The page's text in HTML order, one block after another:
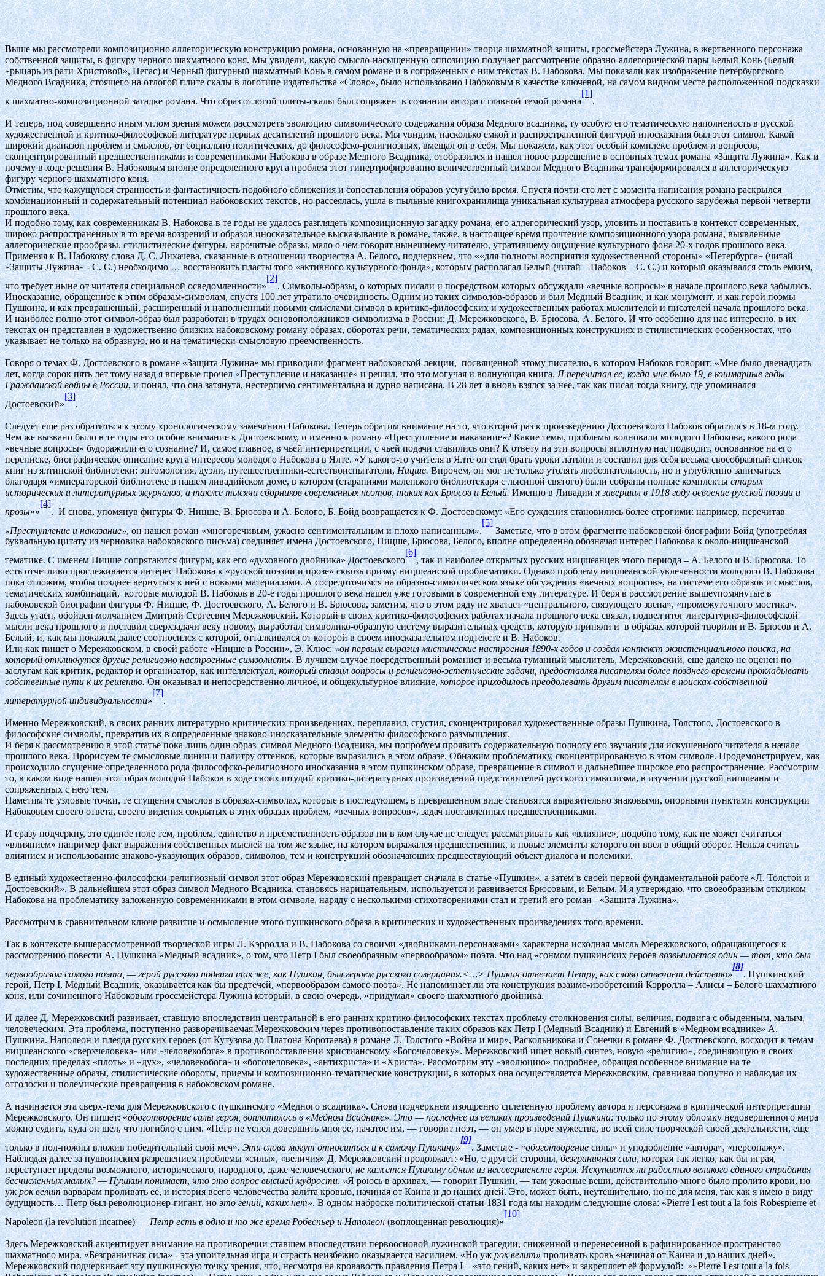
Выше мы рассмотрели композиционно аллегорическую конструкцию романа, основанную на «превращении» творца шахматной защиты, гроссмейстера Лужина, в жертвенного персонажа
собственной защиты, в фигуру черного шахматного коня. Мы увидели, какую смысло-насыщенную оппозицию получает рассмотрение образно-аллегорической пары Белый Конь (Белый
«рыцарь из рати Христовой», Пегас) и Черный фигурный шахматный Конь в самом романе и в сопряженных с ним текстах В. Набокова. Мы показали как изображение петербургского
Медного Всадника, стоящего на отлогой плите скалы в логотипе издательства «Слово», было использовано Набоковым в качестве ключевой, на самом видном месте расположенной подсказки
к шахматно-композиционной загадке романа. Что образ отлогой плиты-скалы был сопряжен в сознании автора с главной темой романа
[1]
.
И теперь, под совершенно иным углом зрения можем рассмотреть эволюцию символического содержания образа Медного всадника, ту особую его тематическую наполненость в русской
художественной и критико-философской литературе первых десятилетий прошлого века. Мы увидим, насколько емкой и распространенной фигурой иносказания был этот символ. Какой
широкий диапазон проблем и смыслов, от социально политических, до философско-религиозных, вмещал он в себя. Мы покажем, как этот особый комплекс проблем и вопросов,
сконцентрированный предшественниками и современниками Набокова в образе Медного Всадника, отобразился и нашел новое разрешение в основных темах романа «Защита Лужина». Как и
почему в ходе решения В. Набоковым вполне определенного круга проблем этот гипертрофированно величественный символ Медного Всадника трансформировался в аллегорическую
фигуру черного шахматного коня.
Отметим, что кажущуюся странность и фантастичность подобного сближения и сопоставления образов усугубило время. Спустя почти сто лет с момента написания романа раскрылся
комбинационный и содержательный потенциал набоковских текстов, но рассеялась, ушла в пыльные книгохранилища уникальная культурная атмосфера русского зарубежья первой четверти
прошлого века.
И подобно тому, как современникам В. Набокова в те годы не удалось разглядеть композиционную загадку романа, его аллегорический узор, уловить и поставить в контекст современных,
широко распространенных в то время воззрений и образов иносказательное высказывание в романе, также, в настоящее время прочтение композиционного узора романа, выявленные
аллегорические прообразы, стилистические фигуры, нарочитые образы, мало о чем говорят нынешнему читателю, утратившему ощущение культурного фона 20-х годов прошлого века.
Применяя к В. Набокову слова Д. С. Лихачева, сказанные в отношении творчества А. Белого, подчеркнем, что ««для полноты восприятия художественной стороны» «Петербурга» (читай –
«Защиты Лужина» - С. С.) необходимо … восстановить пласты того «активного культурного фонда», которым располагал Белый (читай – Набоков – С. С.) и который оказывался столь емким,
что требует ныне от читателя специальной осведомленности»
[2]
. Символы-образы, о которых писали и посредством которых обсуждали «вечные вопросы» в начале прошлого века забылись.
Иносказание, обращенное к этим образам-символам, спустя 100 лет утратило очевидность. Одним из таких символов-образов и был Медный Всадник, и как монумент, и как герой поэмы
Пушкина, и как превращенный, расширенный и наполненный новыми смыслами символ в критико-философских и художественных работах мыслителей и писателей начала прошлого века.
И наиболее полно этот символ-образ был разработан в трудах основоположников символизма в России: Д. Мережковского, В. Брюсова, А. Белого. И что особенно для нас интересно, в их
текстах он представлен в художественно близких набоковскому роману образах, оборотах речи, тематических рядах, композиционных конструкциях и стилистических особенностях, что
указывает не только на образную, но и на тематически-смысловую преемственность.
Говоря о темах Ф. Достоевского в романе «Защита Лужина» мы приводили фрагмент набоковской лекции, посвященной этому писателю, в котором Набоков говорит: «Мне было двенадцать
лет, когда сорок пять лет тому назад я впервые прочел «Преступление и наказание» и решил, что это могучая и волнующая книга. Я перечитал ее, когда мне было 19, в кошмарные годы
Гражданской войны в России, и понял, что она затянута, нестерпимо сентиментальна и дурно написана. В 28 лет я вновь взялся за нее, так как писал тогда книгу, где упоминался
Достоевский»
[3]
.
Следует еще раз обратиться к этому хронологическому замечанию Набокова. Теперь обратим внимание на то, что второй раз к произведению Достоевского Набоков обратился в 18-м году.
Чем же вызвано было в те годы его особое внимание к Достоевскому, и именно к роману «Преступление и наказание»? Какие темы, проблемы волновали молодого Набокова, какого рода
«вечные вопросы» будоражили его сознание? И, самое главное, в чьей интерпретации, с чьей подачи ставились они? К ответу на эти вопросы вплотную нас подводит, основанное на его
переписке, биографическое описание круга интересов молодого Набокова в Ялте. «У какого-то учителя в Ялте он стал брать уроки латыни и составил для себя весьма своеобразный список
книг из ялтинской библиотеки: энтомология, дуэли, путешественники-естествоиспытатели, Ницше.Впрочем, он мог не только утолять любознательность, но и углубленно заниматься
благодаря «императорской библиотеке в нашем ливадийском доме, в котором (стараниями маленького библиотекаря с лысиной святого) были собраны полные комплекты старых
исторических и литературных журналов,а также тысячи сборников современных поэтов, таких как Брюсов и Белый.Именно в Ливадиия завершил в 1918 году освоение русской поэзии и
прозы»»
[4]
. И снова, упомянув фигуры Ф. Ницше, В. Брюсова и А. Белого, Б. Бойд возвращается к Ф. Достоевскому: «Его суждения становились более строгими: например, перечитав
«Преступление и наказание», он нашел роман «многоречивым, ужасно сентиментальным и плохо написанным».
[5]
Заметьте, что в этом фрагменте набоковской биографии Бойд (употребляя
буквальную цитату из черновика набоковского письма) соединяет имена Достоевского, Ницше, Брюсова, Белого, вполне определенно обозначая интерес Набокова к около-ницшеанской
тематике. С именем Ницше сопрягаются фигуры, как его «духовного двойника» Достоевского
[6]
, так и наиболее открытых русских ницшеанцев этого периода – А. Белого и В. Брюсова. То
есть отчетливо прослеживается интерес Набокова к «русской поэзии и прозе» сквозь призму ницшеанской проблематики. Однако проблему ницшеанской увлеченности молодого В. Набокова
пока отложим, чтобы позднее вернуться к ней с новыми материалами. А сосредоточимся на образно-символическом языке обсуждения «вечных вопросов», на системе его образов и смыслов,
тематических комбинаций, которые молодой В. Набоков в 20-е годы прошлого века нашел уже готовыми в современной ему литературе. И беря в рассмотрение вышеупомянутые в
набоковской биографии фигуры Ф. Ницше, Ф. Достоевского, А. Белого и В. Брюсова, заметим, что в этом ряду не хватает «центрального, связующего звена», «промежуточного мостика».
Здесь утаён, обойден молчанием Дмитрий Сергеевич Мережковский. Который в своих критико-философских работах начала прошлого века связал, подвел итог литературно-философской
мысли века прошлого и поставил сверхзадачи веку новому, выработал символико-образную систему выразительных средств, которую приняли и в образах которой творили и В. Брюсов и А.
Белый, и, как мы покажем далее соотносился с которой, отталкивался от которой в своем иносказательном подтексте и В. Набоков.
Или как пишет о Мережковском, в своей работе «Ницше в России», Э. Клюс: «он первым выразил мистические настроения 1890-х годов и создал контекст экзистенциального поиска, на
который откликнутся другие религиозно настроенные символисты. В лучшем случае посредственный романист и весьма туманный мыслитель, Мережковский, еще далеко не оценен по
заслугам как критик, редактор и организатор, как интеллектуал, который ставил вопросы и религиозно-эстетические задачи, предоставляя писателям более позднего времени прокладывать
собственные пути к их решению. Он оказывал и непосредственно личное, и общекультурное влияние,которое приходилось преодолевать другим писателям в поисках собственной
литературной индивидуальности»
[7]
.
Именно Мережковский, в своих ранних литературно-критических произведениях, переплавил, сгустил, сконцентрировал художественные образы Пушкина, Толстого, Достоевского в
философские символы, превратив их в определенные знаково-иносказательные элементы философского размышления.
И беря к рассмотрению в этой статье пока лишь один образ–символ Медного Всадника, мы попробуем проявить содержательную полноту его звучания для искушенного читателя в начале
прошлого века. Прорисуем те смысловые линии и палитру оттенков, которые выразились в этом образе. Обнажим проблематику, сконцентрированную в этом символе. Продемонстрируем, как
происходило сгущение определенного рода философско-религиозного иносказания в этом пушкинском образе, превращение в символ и дальнейшее широкое его распространение. Рассмотрим
то, в каком виде нашел этот образ молодой Набоков в ходе своих штудий критико-литературных произведений представителей русского символизма, в изучении русской ницшеаны и
сопряженных с нею тем.
Наметим те узловые точки, те сгущения смыслов в образах-символах, которые в последующем, в превращенном виде становятся выразительно знаковыми, опорными пунктами конструкции
Набоковым своего ответа, своего видения сокрытых в этих образах проблем, «вечных вопросов», задач поставленных предшественниками.
И сразу подчеркну, это единое поле тем, проблем, единство и преемственность образов ни в ком случае не следует рассматривать как «влияние», подобно тому, как не может считаться
«влиянием» например факт выражения собственных мыслей на том же языке, на котором выражался предшественник, и новые элементы которого он ввел в общий оборот. Нельзя считать
влиянием и использование знаково-указующих образов, символов, тем и конструкций обозначающих предшествующий объект диалога и полемики.
В единый художественно-философски-религиозный символ этот образ Мережковский превращает сначала в статье «Пушкин», а затем в своей первой фундаментальной работе «Л. Толстой и
Достоевский». В дальнейшем этот образ символ Медного Всадника, становясь нарицательным, используется и развивается Брюсовым, и Белым. И я утверждаю, что своеобразным откликом
Набокова на проблематику заложенную современниками в этом символе, наряду с несколькими стихотворениями стал и третий его роман - «Защита Лужина».
Рассмотрим в сравнительном ключе развитие и осмысление этого пушкинского образа в критических и художественных произведениях того времени.
Так в контексте вышерассмотренной творческой игры Л. Кэрролла и В. Набокова со своими «двойниками-персонажами» характерна исходная мысль Мережковского, обращающегося к
рассмотрению повести А. Пушкина «Медный всадник», о том, что Петр I был своеобразным «первообразом» поэта. Что над «сонмом пушкинских героев возвышается один — тот, кто был
первообразом самого поэта, — герой русского подвига так же, как Пушкин, был героем русского созерцания.<…> Пушкин отвечает Петру, как слово отвечает действию»
[8]
. Пушкинский
герой, ПетрI, Медный Всадник, оказывается как бы предтечей, «первообразом самого поэта». Не напоминает ли эта конструкция взаимо-изобретений Кэрролла – Алисы – Белого шахматного
коня, или сочиненного Набоковым гроссмейстера Лужина который, в свою очередь, «придумал» своего шахматного двойника.
И далее Д. Мережковский развивает, ставшую впоследствии центральной в его ранних критико-философских текстах проблему столкновения силы, величия, подвига с обыденным, малым,
человеческим. Эта проблема, поступенно разворачиваемая Мережковским через противопоставление таких образов как Петр I(Медный Всадник) и Евгений в «Медном всаднике» А.
Пушкина. Наполеон и плеяда русских героев (от Кутузова до Платона Коротаева) в романе Л. Толстого «Война и мир», Раскольникова и Сонечки в романе Ф. Достоевского, восходит к темам
ницшеанского «сверхчеловека» или «человекобога» в противопоставлении христианскому «Богочеловеку». Мережковский ищет новый синтез, новую «религию», соединяющую в своих
последних пределах «плоть» и «дух», «человекобога» и «богочеловека», «антихриста» и «Христа». Рассмотрим эту «эволюцию» подробнее, обращая особенное внимание на те
художественные образы, стилистические обороты, приемы и композиционно-тематические конструкции, в которых она осуществляется Мережковским, сравнивая попутно и наблюдая их
отголоски и полемические превращения в набоковском романе.
А начинается эта сверх-тема для Мережковского с пушкинского «Медного всадника». Снова подчеркнем изощренно сплетенную проблему автора и персонажа в критической интерпретации
Мережковского. Он пишет: «обоготворение силы героя, воплотилось в «Медном Всаднике». Это — последнее из великих произведений Пушкина:только по этому обломку недовершенного мира
можно судить, куда он шел, что погибло с ним. «Петр не успел довершить многое, начатое им, — говорит поэт, — он умер в поре мужества, во всей силе творческой своей деятельности, еще
только в пол-ножны вложив победительный свой меч».Эти слова могут относиться и к самому Пушкину»
[9]
. Заметьте - «обоготворениесилы» и уподобление «автора», «персонажу».
Наблюдая далее за пушкинским разрешением проблемы «силы», «величия» Д. Мережковский продолжает: «Но, с другой стороны,безграничная сила, которая так легко, как бы играя,
переступает пределы возможного, исторического, народного, даже человеческого,не кажется Пушкину одним из несовершенств героя.Искупаются ли радостью великого единого страдания
бесчисленных малых? — Пушкин понимает, что это вопрос высшей мудрости. «Я роюсь в архивах, — говорит Пушкин, — там ужасные вещи, действительно много было пролито крови, но
уж рок велитварварам проливать ее, и история всего человечества залита кровью, начиная от Каина и до наших дней. Это, может быть, неутешительно, но не для меня, так как я имею в виду
будущность… Петр был революционер-гигант, но это гений, каких нет». В одном наброске политической статьи 1831 года мы находим следующие слова: «Pierre I est tout a la fois Robespierre et
Napoleon (la revolution incarnee) —Петр есть в одно и то же время Робеспьер и Наполеон(воплощенная революция)»
[10]
Здесь Мережковский акцентирует внимание на противоречии ставшем впоследствии первоосновой лужинской трагедии, сниженной и перенесенной в рафинированное пространство
шахматного мира. «Безграничная сила» - эта упоительная игра и страсть неизбежно оказывается насилием. «Но ужрок велит»проливать кровь «начиная от Каина и до наших дней».
Мережковский подчеркивает эту пушкинскую точку зрения, что, несмотря на кровавость правления Петра I– «это гений, каких нет» и закрепляет её формулой: ««Pierre I est tout a la fois